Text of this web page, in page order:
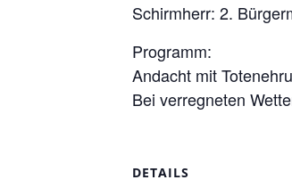
Schirmherr: 2.
Programm:
Andacht mit
Bei verregneten
DETAILS